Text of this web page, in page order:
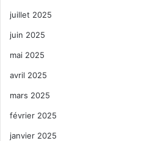
juillet 2025
juin 2025
mai 2025
avril 2025
mars 2025
février 2025
janvier 2025